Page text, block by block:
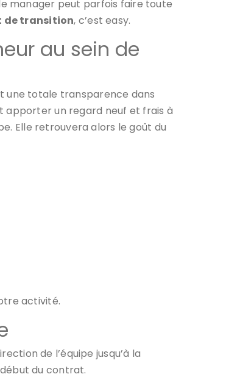
manager peut parfois faire toute
de transition, c’est easy.
au sein de
une totale transparence dans
apporter un regard neuf et frais à
Elle retrouvera alors le goût du
activité.
de l’équipe jusqu’à la
du contrat.